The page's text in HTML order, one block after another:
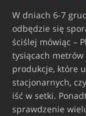
W dniach 6-7
odbędzie się
ściślej mówiąc –
tysiącach
produkcje, które
stacjonarnych,
iść w setki.
sprawdzenie